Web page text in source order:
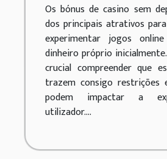
Os bónus de casino sem
dos principais atrativos
experimentar jogos
dinheiro próprio
crucial compreender que
trazem consigo restrições
podem impactar a
utilizador....